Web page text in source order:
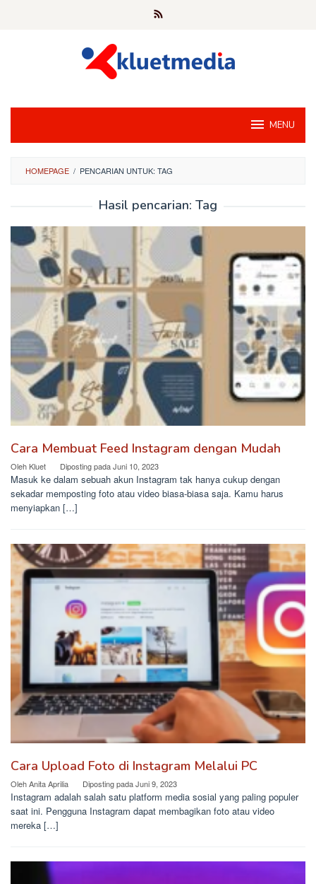
MENU
HOMEPAGE / PENCARIAN UNTUK: TAG
Hasil pencarian: Tag
Cara Membuat Feed Instagram dengan Mudah
Oleh Kluet Diposting padaJuni 10, 2023
Masuk ke dalam sebuah akun Instagram tak hanya cukup dengan
sekadar memposting foto atau video biasa-biasa saja. Kamu harus
menyiapkan […]
Cara Upload Foto di Instagram Melalui PC
OlehAnita Aprilia Diposting padaJuni 9, 2023
Instagram adalah salah satu platform media sosial yang paling populer
saat ini. Pengguna Instagram dapat membagikan foto atau video
mereka […]